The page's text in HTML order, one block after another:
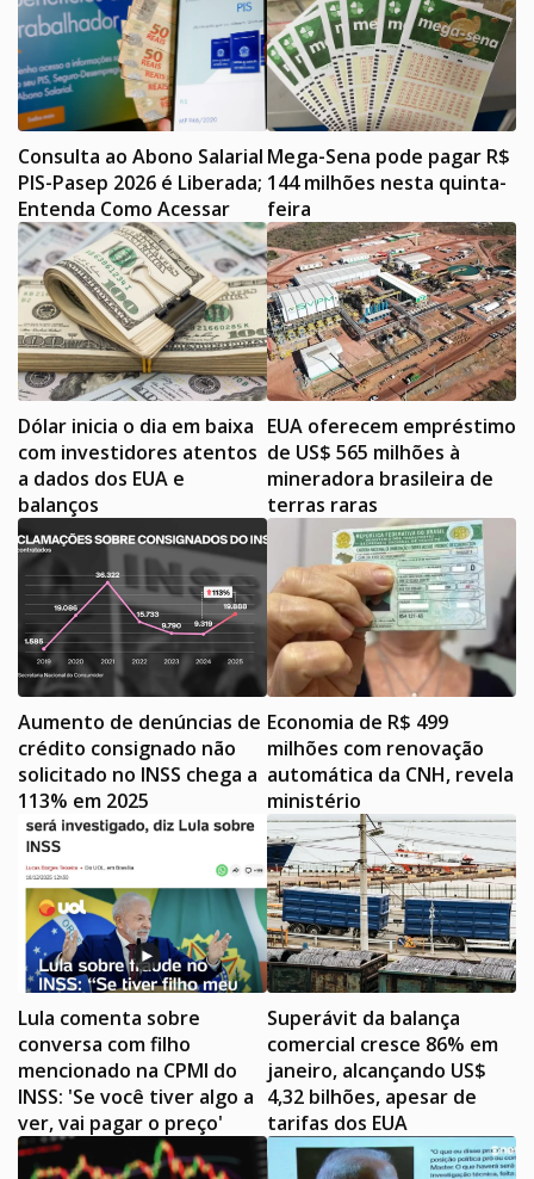
Consulta ao Abono Salarial
PIS-Pasep 2026 é Liberada;
Entenda Como Acessar
Mega-Sena pode pagar R$
144 milhões nesta quinta-
feira
Dólar inicia o dia em baixa
com investidores atentos
a dados dos EUA e
balanços
EUA oferecem empréstimo
de US$ 565 milhões à
mineradora brasileira de
terras raras
Aumento de denúncias de
crédito consignado não
solicitado no INSS chega a
113% em 2025
Economia de R$ 499
milhões com renovação
automática da CNH, revela
ministério
Lula comenta sobre
conversa com filho
mencionado na CPMI do
INSS: 'Se você tiver algo a
ver, vai pagar o preço'
Superávit da balança
comercial cresce 86% em
janeiro, alcançando US$
4,32 bilhões, apesar de
tarifas dos EUA